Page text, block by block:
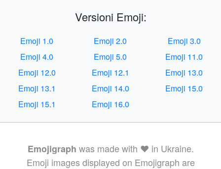
Versioni Emoji:
Emoji 1.0 Emoji 2.0
Emoji 3.0
Emoji 4.0
Emoji 5.0
Emoji 11.0
Emoji 12.0
Emoji 12.1
Emoji 13.0
Emoji 13.1
Emoji 14.0
Emoji 15.0
Emoji 15.1
Emoji 16.0
Emojigraph was made with ❤️ in Ukraine.
Emoji images displayed on Emojigraph are